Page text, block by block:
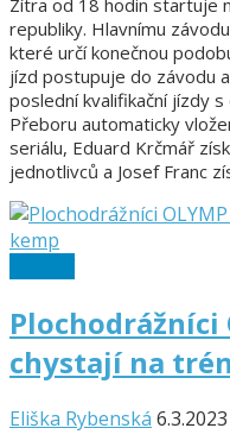
republiky. Hlavnímu
které určí konečnou
jízd postupuje do závodu
poslední kvalifikační jízdy
Přeboru automaticky
seriálu, Eduard Krčmář
jednotlivců a Josef Franc
Plochodrážníci
chystají na
Eliška Rybenská 6.3.2023